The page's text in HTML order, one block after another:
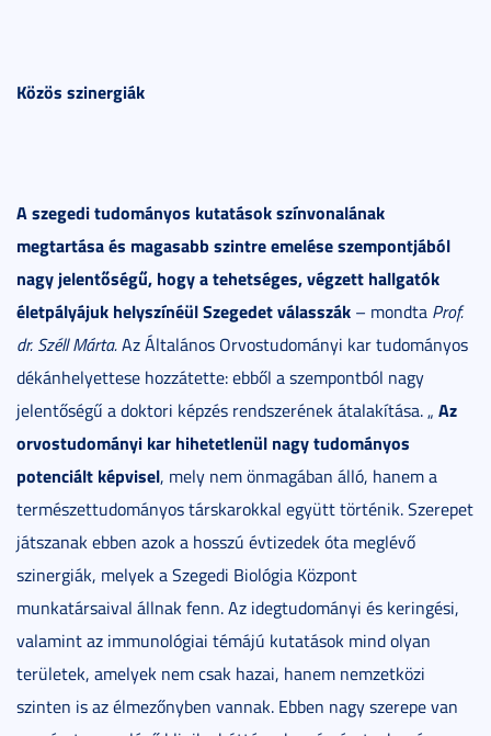
Közös szinergiák
A szegedi tudományos kutatások színvonalának
megtartása és magasabb szintre emelése szempontjából
nagy jelentőségű, hogy a tehetséges, végzett hallgatók
életpályájuk helyszínéül Szegedet válasszák – mondta Prof.
dr. Széll Márta.Az Általános Orvostudományi kar tudományos
dékánhelyettese hozzátette: ebből a szempontból nagy
jelentőségű a doktori képzés rendszerének átalakítása. „ Az
orvostudományi kar hihetetlenül nagy tudományos
potenciált képvisel, mely nem önmagában álló, hanem a
természettudományos társkarokkal együtt történik. Szerepet
játszanak ebben azok a hosszú évtizedek óta meglévő
szinergiák, melyek a Szegedi Biológia Központ
munkatársaival állnak fenn. Az idegtudományi és keringési,
valamint az immunológiai témájú kutatások mind olyan
területek, amelyek nem csak hazai, hanem nemzetközi
szinten is az élmezőnyben vannak. Ebben nagy szerepe van